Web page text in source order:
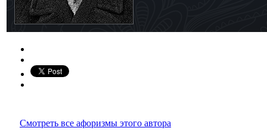
Смотреть все афоризмы этого автора